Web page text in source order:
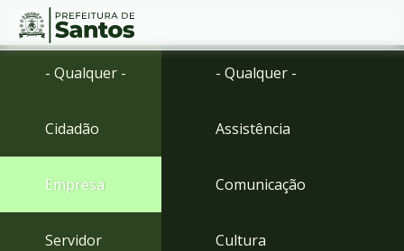
Ir
Ir
menu
Conteúdo
- Qualquer -
Cidadão
Empresa
Servidor
- Qualquer -
Assistência
Comunicação
Cultura